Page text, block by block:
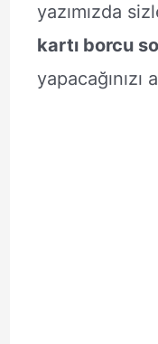
yazımızda
kartı borcu
yapacağınızı